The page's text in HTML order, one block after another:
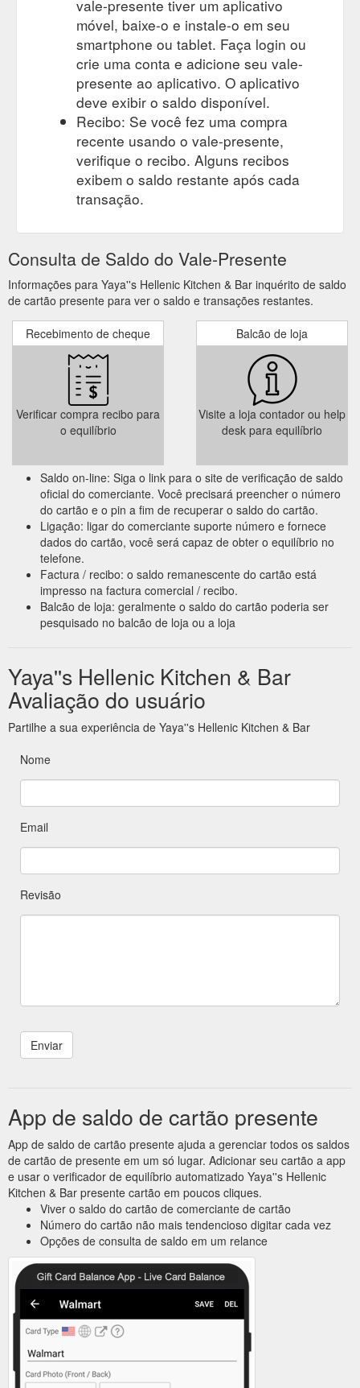
vale-presente tiver um aplicativo
móvel, baixe-o e instale-o em seu
smartphone ou tablet. Faça login ou
crie uma conta e adicione seu vale-
presente ao aplicativo. O aplicativo
deve exibir o saldo disponível.
Recibo: Se você fez uma compra
recente usando o vale-presente,
verifique o recibo. Alguns recibos
exibem o saldo restante após cada
transação.
Consulta de Saldo do Vale-Presente
Informações para Yaya''s Hellenic Kitchen & Bar inquérito de saldo
de cartão presente para ver o saldo e transações restantes.
Recebimento de cheque
Verificar compra recibo para
o equilíbrio
Balcão de loja
Visite a loja contador ou help
desk para equilíbrio
Saldo on-line: Siga o link para o site de verificação de saldo
oficial do comerciante. Você precisará preencher o número
do cartão e o pin a fim de recuperar o saldo do cartão.
Ligação: ligar do comerciante suporte número e fornece
dados do cartão, você será capaz de obter o equilíbrio no
telefone.
Factura / recibo: o saldo remanescente do cartão está
impresso na factura comercial / recibo.
Balcão de loja: geralmente o saldo do cartão poderia ser
pesquisado no balcão de loja ou a loja
Yaya''s Hellenic Kitchen & Bar
Avaliação do usuário
Partilhe a sua experiência de Yaya''s Hellenic Kitchen & Bar
Nome
Email
Revisão
App de saldo de cartão presente
App de saldo de cartão presente ajuda a gerenciar todos os saldos
de cartão de presente em um só lugar. Adicionar seu cartão a app
e usar o verificador de equilíbrio automatizado Yaya''s Hellenic
Kitchen & Bar presente cartão em poucos cliques.
Viver o saldo do cartão de comerciante de cartão
Número do cartão não mais tendencioso digitar cada vez
Opções de consulta de saldo em um relance